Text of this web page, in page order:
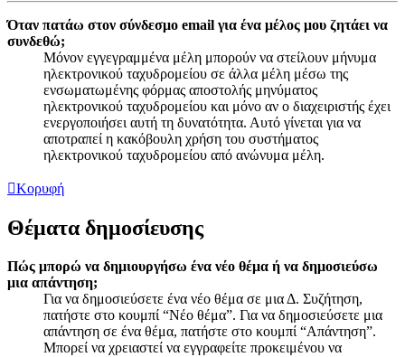
Όταν πατάω στον σύνδεσμο email για ένα μέλος μου ζητάει να
συνδεθώ;
Μόνον εγγεγραμμένα μέλη μπορούν να στείλουν μήνυμα
ηλεκτρονικού ταχυδρομείου σε άλλα μέλη μέσω της
ενσωματωμένης φόρμας αποστολής μηνύματος
ηλεκτρονικού ταχυδρομείου και μόνο αν ο διαχειριστής έχει
ενεργοποιήσει αυτή τη δυνατότητα. Αυτό γίνεται για να
αποτραπεί η κακόβουλη χρήση του συστήματος
ηλεκτρονικού ταχυδρομείου από ανώνυμα μέλη.
Κορυφή
Θέματα δημοσίευσης
Πώς μπορώ να δημιουργήσω ένα νέο θέμα ή να δημοσιεύσω
μια απάντηση;
Για να δημοσιεύσετε ένα νέο θέμα σε μια Δ. Συζήτηση,
πατήστε στο κουμπί “Νέο θέμα”. Για να δημοσιεύσετε μια
απάντηση σε ένα θέμα, πατήστε στο κουμπί “Απάντηση”.
Μπορεί να χρειαστεί να εγγραφείτε προκειμένου να